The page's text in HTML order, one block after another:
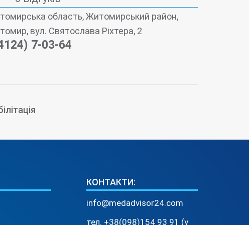
область, Житомирський район,
вул. Святослава Ріхтера, 2
7-03-64
КОНТАКТИ:
info@medadvisor24.com
тел. +38(098)154 93 91 (у